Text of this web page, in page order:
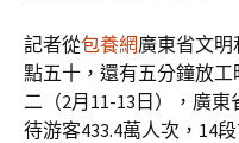
記者從包養網廣東省文
點五十，還有五分鐘放工
二（2月11-13日），廣
待游客433.4萬人次，14